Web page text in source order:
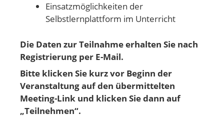
Einsatzmöglichkeiten der
Selbstlernplattform im Unterricht
Die Daten zur Teilnahme erhalten Sie nach
Registrierung per E-Mail.
Bitte klicken Sie kurz vor Beginn der
Veranstaltung auf den übermittelten
Meeting-Link und klicken Sie dann auf
„Teilnehmen“.